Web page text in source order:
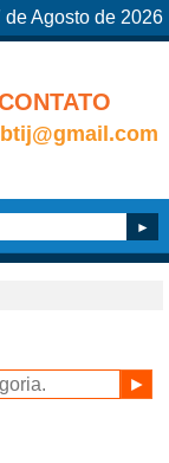
de Agosto de 2026